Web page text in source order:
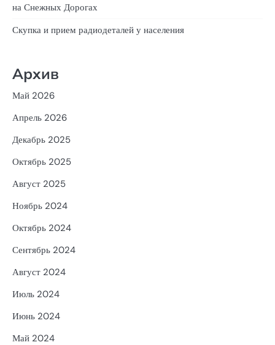
на Снежных Дорогах
Скупка и прием радиодеталей у населения
Архив
Май 2026
Апрель 2026
Декабрь 2025
Октябрь 2025
Август 2025
Ноябрь 2024
Октябрь 2024
Сентябрь 2024
Август 2024
Июль 2024
Июнь 2024
Май 2024